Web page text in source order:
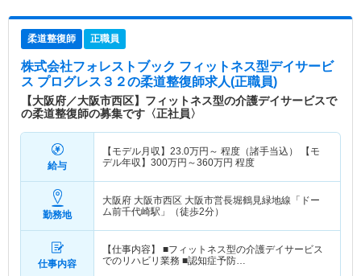
柔道整復師 正職員
株式会社フォレストブック フィットネス型デイサービ
ス プログレス３２の柔道整復師求人(正職員)
【大阪府／大阪市西区】フィットネス型の介護デイサービスで
の柔道整復師の募集です〈正社員〉
給与
【モデル月収】 23.0万円～ 程度（諸手当込） 【モ
デル年収】 300万円～360万円 程度
勤務地
大阪府 大阪市西区 大阪市営長堀鶴見緑地線「ドー
ム前千代崎駅」（徒歩2分）
仕事内容
【仕事内容】 ■フィットネス型の介護デイサービス
でのリハビリ業務 ■認知症予防…